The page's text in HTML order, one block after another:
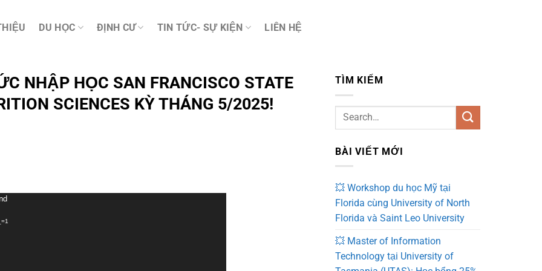
DU HỌC ĐỊNH CƯ TIN TỨC- SỰ KIỆN LIÊN HỆ
NHẬP HỌC SAN FRANCISCO STATE
SCIENCES KỲ THÁNG 5/2025!
TÌM KIẾM
BÀI VIẾT MỚI
💥 Workshop du học Mỹ tại
Florida cùng University of North
Florida và Saint Leo University
💥 Master of Information
Technology tại University of